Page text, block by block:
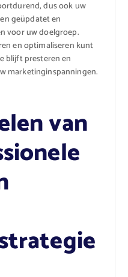
dus ook uw
geüpdatet en
voor uw doelgroep.
en optimaliseren kunt
blijft presteren en
marketinginspanningen.
van